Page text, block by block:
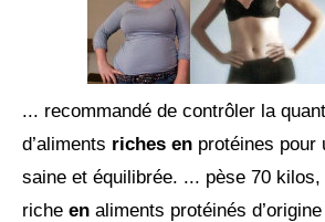
... recommandé de contrôler la
d’aliments riches en protéines pour
saine et équilibrée. ... pèse 70
riche en aliments protéinés